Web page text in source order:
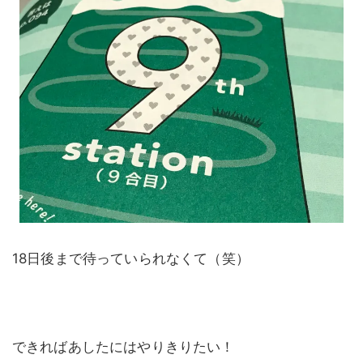
18日後まで待っていられなくて（笑）
できればあしたにはやりきりたい！